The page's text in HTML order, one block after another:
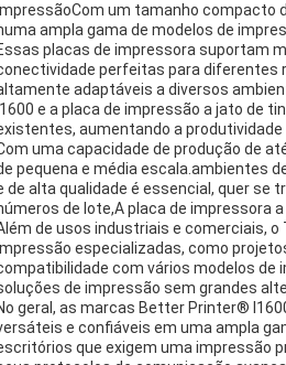
um tamanho compacto
ampla gama de modelos de
placas de impressora suportam
perfeitas para diferentes
adaptáveis a diversos
e a placa de impressão a jato de
aumentando a produtividade
uma capacidade de produção de
pequena e média escala.ambientes
de alta qualidade é essencial, quer se
de lote,A placa de impressora
de usos industriais e comerciais,
especializadas, como
com vários modelos
de impressão sem grandes
geral, as marcas Better Printer®
e confiáveis em uma ampla
que exigem uma impressão